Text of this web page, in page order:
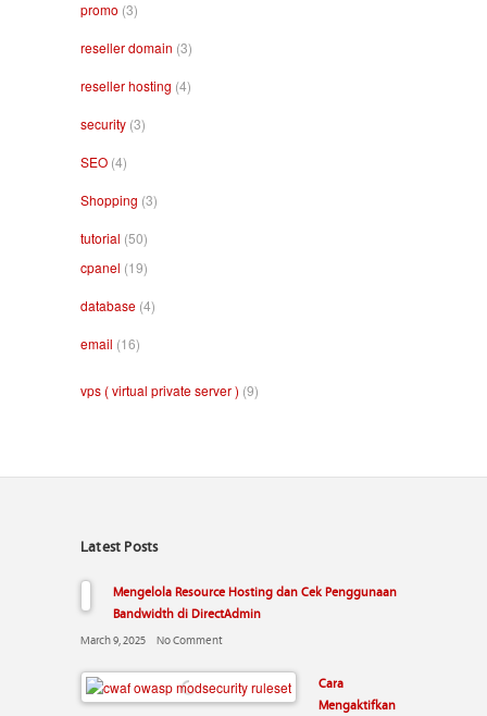
promo (3)
reseller domain (3)
reseller hosting (4)
security (3)
SEO (4)
Shopping (3)
tutorial (50)
cpanel (19)
database (4)
email (16)
vps ( virtual private server ) (9)
Latest Posts
Mengelola Resource Hosting dan Cek Penggunaan
Bandwidth di DirectAdmin
March 9, 2025 No Comment
Cara
Mengaktifkan